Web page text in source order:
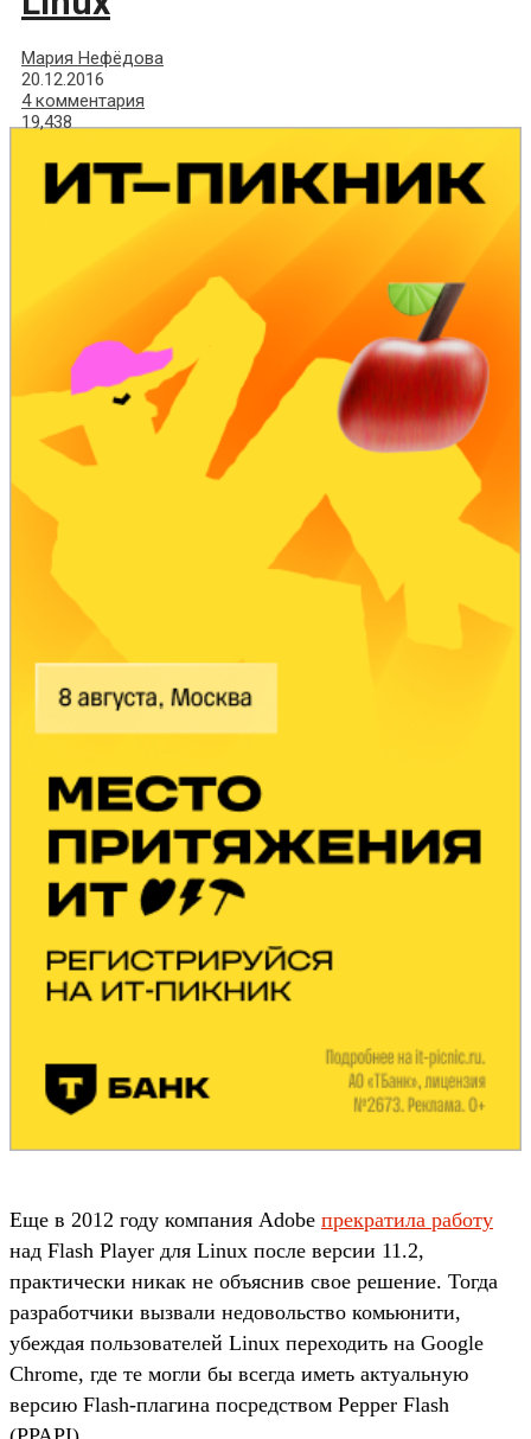
Мария Нефёдова
20.12.2016
4 комментария
19,438
Еще в 2012 году компания Adobe прекратила работу
над Flash Player для Linux после версии 11.2,
практически никак не объяснив свое решение. Тогда
разработчики вызвали недовольство комьюнити,
убеждая пользователей Linux переходить на Google
Chrome, где те могли бы всегда иметь актуальную
версию Flash-плагина посредством Pepper Flash